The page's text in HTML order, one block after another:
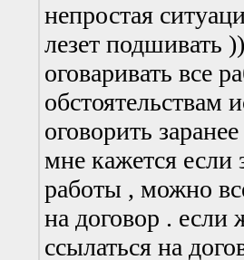
непростая
лезет подшивать
оговаривать все
обстоятельствам
оговорить
мне кажется если
работы , можно
на договор . если
ссылаться на